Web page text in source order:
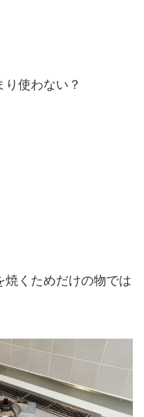
使わない？
焼くためだけの物では